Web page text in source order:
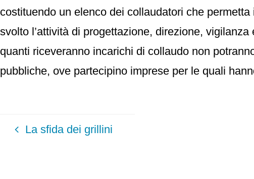
costituendo un elenco dei collaudatori che
svolto l’attività di progettazione, direzione,
quanti riceveranno incarichi di collaudo non
pubbliche, ove partecipino imprese per le quali
La sfida dei grillini